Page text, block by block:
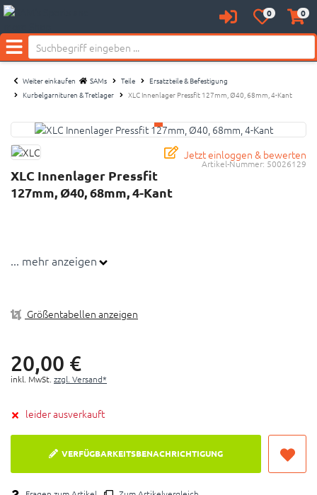
AnmeldenMerkzettel
aufklappen
0 0
Menü
Weiter einkaufen SAMs Teile
Ersatzteile & Befestigung
Kurbelgarnituren & Tretlager
XLC Innenlager Pressfit 127mm, Ø40, 68mm, 4-Kant
Jetzt einloggen & bewerten
Artikel-Nummer: 50026129
XLC Innenlager Pressfit
127mm, Ø40, 68mm, 4-Kant
... mehr anzeigen
Größentabellen anzeigen
20,00 €
inkl. MwSt. zzgl. Versand*
leider ausverkauft
VERFÜGBARKEITSBENACHRICHTIGUNG